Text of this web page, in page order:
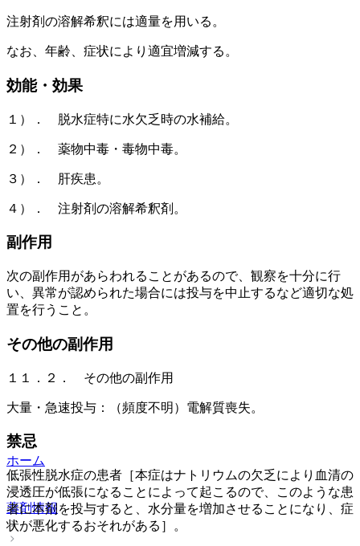
注射剤の溶解希釈には適量を用いる。
なお、年齢、症状により適宜増減する。
効能・効果
１）． 脱水症特に水欠乏時の水補給。
２）． 薬物中毒・毒物中毒。
３）． 肝疾患。
４）． 注射剤の溶解希釈剤。
副作用
次の副作用があらわれることがあるので、観察を十分に行
い、異常が認められた場合には投与を中止するなど適切な処
置を行うこと。
その他の副作用
１１．２． その他の副作用
大量・急速投与：（頻度不明）電解質喪失。
禁忌
低張性脱水症の患者［本症はナトリウムの欠乏により血清の
浸透圧が低張になることによって起こるので、このような患
者に本剤を投与すると、水分量を増加させることになり、症
状が悪化するおそれがある］。
ホーム
薬剤情報